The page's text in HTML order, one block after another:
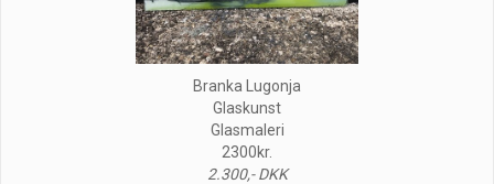
Branka Lugonja
Glaskunst
Glasmaleri
2300kr.
2.300,- DKK